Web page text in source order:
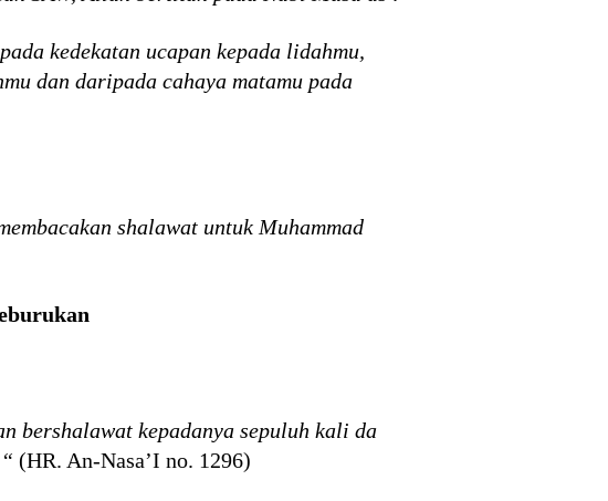
kedekatan ucapan kepada lidahmu,
dan daripada cahaya matamu pada
shalawat untuk Muhammad
bershalawat kepadanya sepuluh kali da
(HR. An-Nasa’I no. 1296)